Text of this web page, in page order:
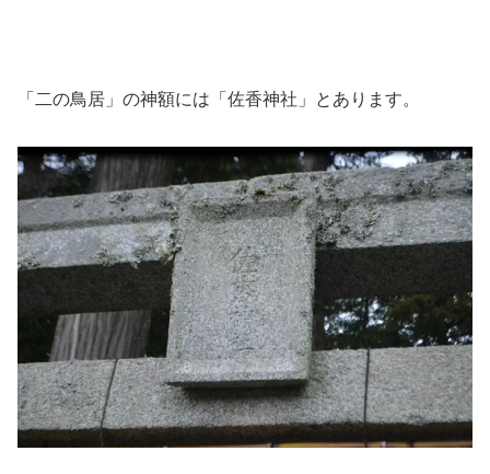
「二の鳥居」の神額には「佐香神社」とあります。